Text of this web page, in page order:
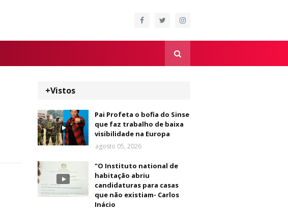
+Vistos
Pai Profeta o bofia do Sinse
que faz trabalho de baixa
visibilidade na Europa
agosto 05, 2026
"O Instituto national de
habitação abriu
candidaturas para casas
que não existiam- Carlos
Inácio